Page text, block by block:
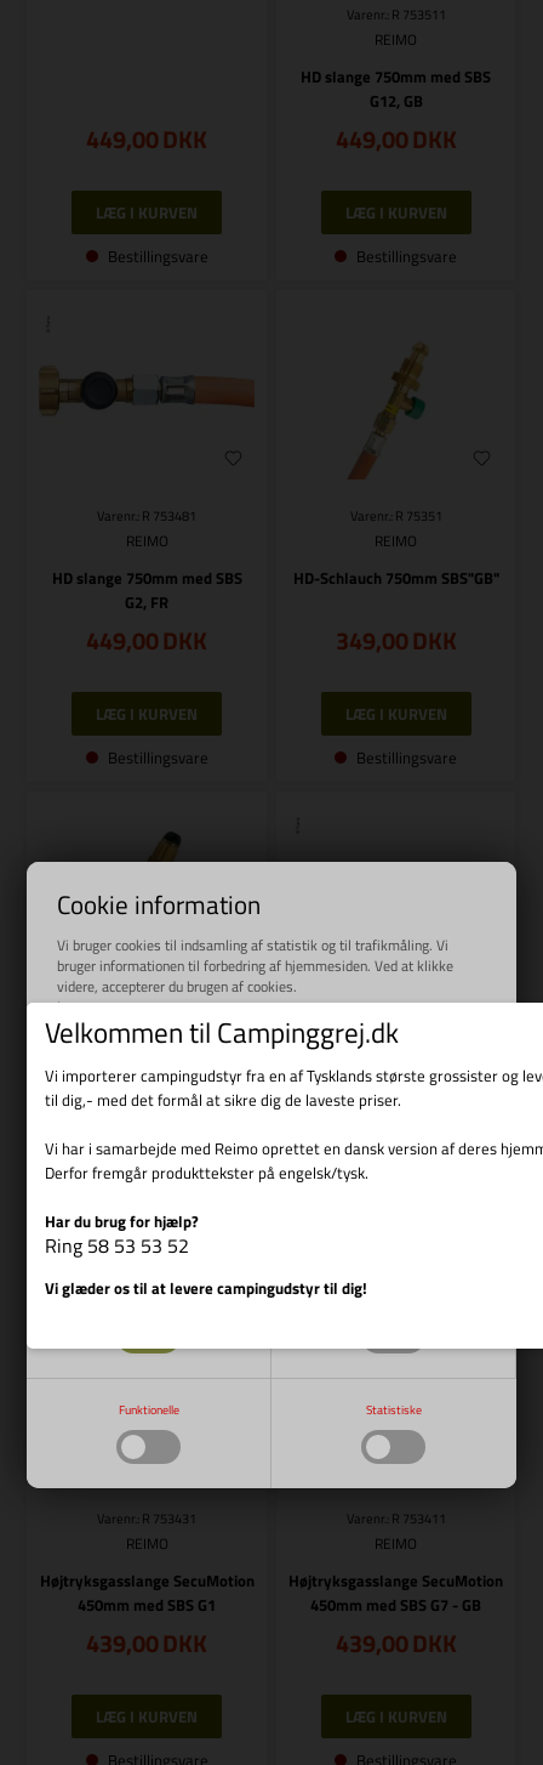
Cookie information
Vi bruger cookies til indsamling af statistik og til trafikmåling. Vi
bruger informationen til forbedring af hjemmesiden. Ved at klikke
videre, accepterer du brugen af cookies.
Læs mere
Nødvendige Markedsføring
Funktionelle Statistiske
449,00DKK
Bestillingsvare
Varenr.: R 753511
REIMO
HD slange 750mm med SBS
G12, GB
449,00DKK
Bestillingsvare
Varenr.: R 753481
REIMO
HD slange 750mm med SBS
G2, FR
449,00DKK
Bestillingsvare
Varenr.: R 75351
REIMO
HD-Schlauch 750mm SBS"GB"
349,00DKK
Bestillingsvare
REIMO
HD-Schlauch 750mmSBS SE P
319,00DKK
Bestillingsvare
REIMO
Højtryksgasslange SecuMotion
- 450mm G2
439,00DKK
Varenr.: R 753431
REIMO
Højtryksgasslange SecuMotion
450mm med SBS G1
439,00DKK
Bestillingsvare
Varenr.: R 753411
REIMO
Højtryksgasslange SecuMotion
450mm med SBS G7 - GB
439,00DKK
Bestillingsvare
Velkommen til Campinggrej.dk
Vi importerer campingudstyr fra en af Tysklands største grossister og
til dig,- med det formål at sikre dig de laveste priser.
Vi har i samarbejde med Reimo oprettet en dansk version af deres
Derfor fremgår produkttekster på engelsk/tysk.
Har du brug for hjælp?
Ring 58 53 53 52
Vi glæder os til at levere campingudstyr til dig!